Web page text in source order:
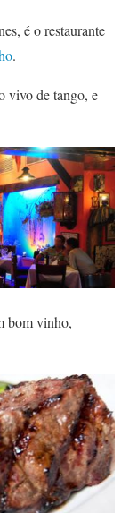
é o restaurante
.
vivo de tango, e
bom vinho,